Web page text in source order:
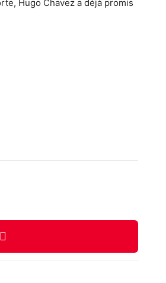
Hugo Chavez a déjà promis